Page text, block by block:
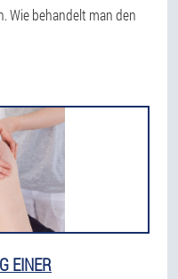
Wie behandelt man den
EINER